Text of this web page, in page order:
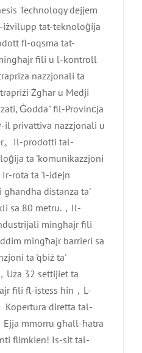
Technology dejjem
tat-teknoloġija
fl-oqsma tat-
fili u l-kontroll
nazzjonali ta
Żgħar u Medji
Ġodda" fil-Provinċja
il privattiva nazzjonali u
。Il-prodotti tal-
ta 'komunikazzjoni
rota ta 'l-idejn
distanza ta'
sa 80 metru.，Il-
mingħajr fili
mingħajr barrieri sa
ta 'qbiż ta'
Uża 32 settijiet ta
fili fl-istess ħin，L-
Kopertura diretta tal-
mmorru għall-ħatra
flimkien! Is-sit tal-